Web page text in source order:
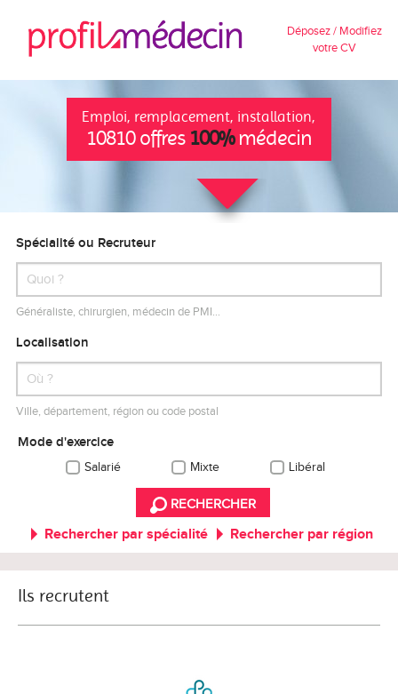
Déposez / Modifiez
votre CV
Emploi, remplacement, installation,
10810 offres 100%médecin
Spécialité ou Recruteur
Généraliste, chirurgien, médecin de PMI…
Localisation
Ville, département, région ou code postal
Mode d'exercice
Salarié Mixte Libéral
RECHERCHER
Rechercher par spécialité Rechercher par région
Ils recrutent